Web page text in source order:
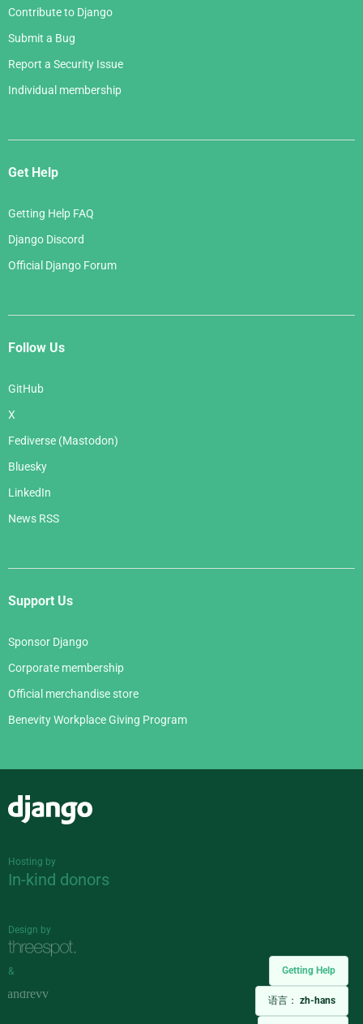
Getting Help
语言： zh-hans
Contribute to Django
Submit a Bug
Report a Security Issue
Individual membership
Get Help
Getting Help FAQ
Django Discord
Official Django Forum
Follow Us
GitHub
X
Fediverse (Mastodon)
Bluesky
LinkedIn
News RSS
Support Us
Sponsor Django
Corporate membership
Official merchandise store
Benevity Workplace Giving Program
Hosting by
In-kind donors
Design by
&